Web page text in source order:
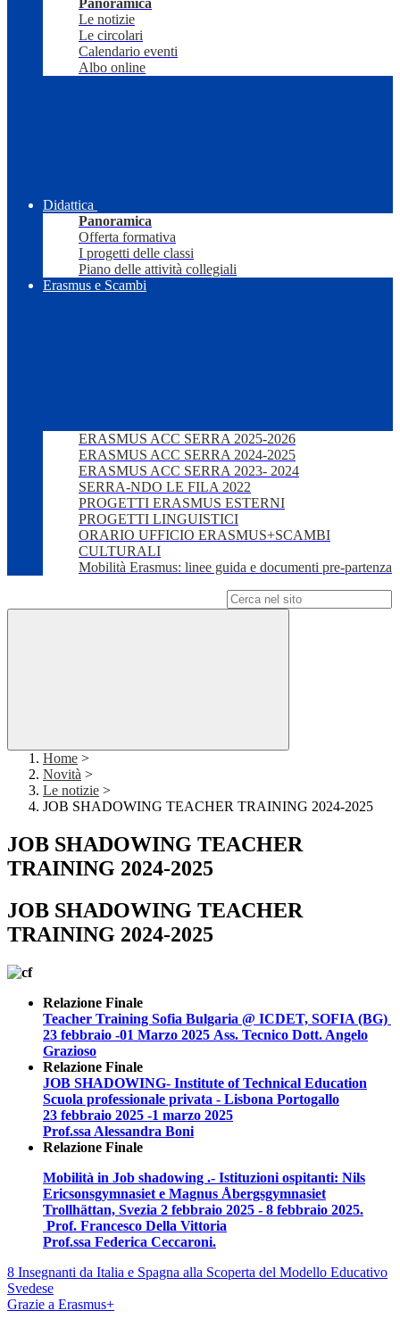
Panoramica
Le notizie
Le circolari
Calendario eventi
Albo online
Didattica
Panoramica
Offerta formativa
I progetti delle classi
Piano delle attività collegiali
Erasmus e Scambi
ERASMUS ACC SERRA 2025-2026
ERASMUS ACC SERRA 2024-2025
ERASMUS ACC SERRA 2023- 2024
SERRA-NDO LE FILA 2022
PROGETTI ERASMUS ESTERNI
PROGETTI LINGUISTICI
ORARIO UFFICIO ERASMUS+SCAMBI
CULTURALI
Mobilità Erasmus: linee guida e documenti pre-partenza
Home >
Novità >
Le notizie >
JOB SHADOWING TEACHER TRAINING 2024-2025
JOB SHADOWING TEACHER
TRAINING 2024-2025
JOB SHADOWING TEACHER
TRAINING 2024-2025
Relazione Finale
Teacher Training Sofia Bulgaria @ ICDET, SOFIA (BG)
23 febbraio -01 Marzo 2025 Ass. Tecnico Dott. Angelo
Grazioso
Relazione Finale
JOB SHADOWING- Institute of Technical Education
Scuola professionale privata - Lisbona Portogallo
23 febbraio 2025 -1 marzo 2025
Prof.ssa Alessandra Boni
Relazione Finale
Mobilità in Job shadowing .- Istituzioni ospitanti: Nils
Ericsonsgymnasiet e Magnus Åbergsgymnasiet
Trollhättan, Svezia 2 febbraio 2025 - 8 febbraio 2025.
Prof. Francesco Della Vittoria
Prof.ssa Federica Ceccaroni.
8 Insegnanti da Italia e Spagna alla Scoperta del Modello Educativo
Svedese
Grazie a Erasmus+